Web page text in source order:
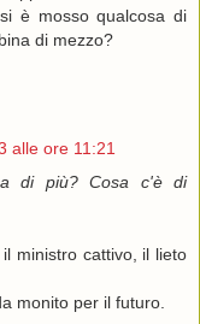
è mosso qualcosa di
di mezzo?
alle ore 11:21
di più? Cosa c'è di
ministro cattivo, il lieto
monito per il futuro.